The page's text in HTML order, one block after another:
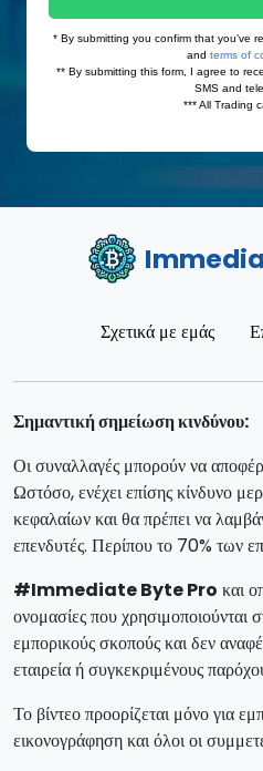
Σχετικά με εμάς
Σημαντική σημείωση κινδύνου:
Οι συναλλαγές μπορούν να
Ωστόσο, ενέχει επίσης κίνδυνο
κεφαλαίων και θα πρέπει να
επενδυτές. Περίπου το 70% των
#Immediate Byte Pro και
ονομασίες που χρησιμοποιούνται
εμπορικούς σκοπούς και δεν
εταιρεία ή συγκεκριμένους
Το βίντεο προορίζεται μόνο για
εικονογράφηση και όλοι οι